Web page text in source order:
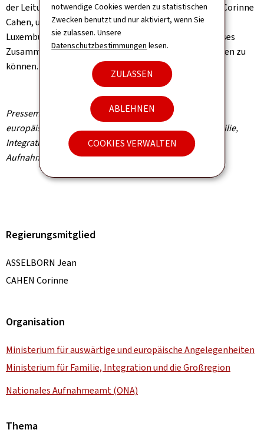
notwendige Cookies werden zu statistischen
Zwecken benutzt und nur aktiviert, wenn Sie
sie zulassen. Unsere
Datenschutzbestimmungen lesen.
ZULASSEN
ABLEHNEN
COOKIES VERWALTEN
der Leitung der Ministerin für Familie und Integration Corinne
Cahen, um das Zusammenleben im Großherzogtum
Luxemburg zu fördern und um sich noch besser auf dieses
Zusammenleben und die Integration aller konzentrieren zu
können.
Pressemitteilung des Ministerium für auswärtige und
europäische Angelegenheiten, des Ministerium für Familie,
Integration und die Großregion, und des Nationalen
Aufnahmeamt (ONA)
Regierungsmitglied
ASSELBORN Jean
CAHEN Corinne
Organisation
Ministerium für auswärtige und europäische Angelegenheiten
Ministerium für Familie, Integration und die Großregion
Nationales Aufnahmeamt (ONA)
Thema